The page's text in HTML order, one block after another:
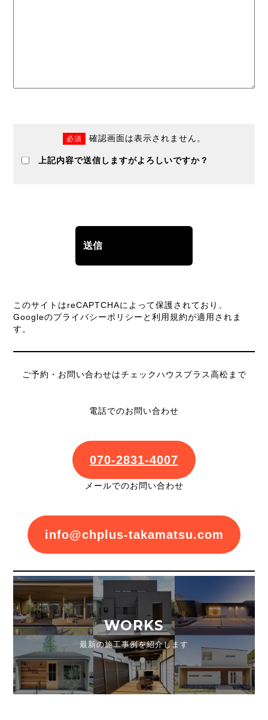
必須 確認画面は表示されません。
上記内容で送信しますがよろしいですか？
このサイトはreCAPTCHAによって保護されており、
Googleのプライバシーポリシー と利用規約が適用されま
す。
ご予約・お問い合わせはチェックハウスプラス高松まで
電話でのお問い合わせ
070-2831-4007
メールでのお問い合わせ
info@chplus-takamatsu.com
WORKS
最新の施工事例を紹介します